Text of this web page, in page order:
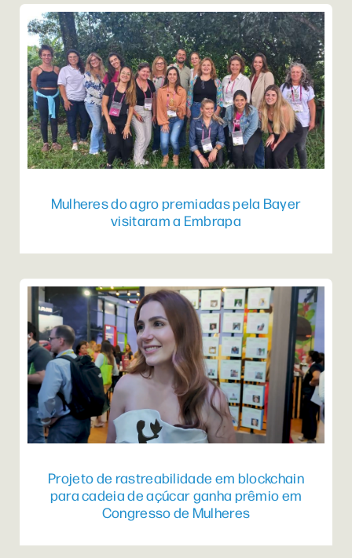
Mulheres do agro premiadas pela Bayer
visitaram a Embrapa
Projeto de rastreabilidade em blockchain
para cadeia de açúcar ganha prêmio em
Congresso de Mulheres